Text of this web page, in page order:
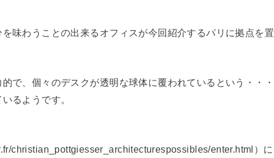
味わうことの出来るオフィスが今回紹介するパリに拠点を置
で、個々のデスクが透明な球体に覆われているという・・・
るようです。
christian_pottgiesser_architecturespossibles/enter.html）に